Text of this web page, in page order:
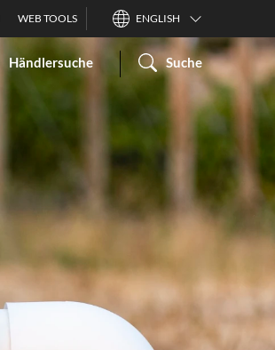
WEB TOOLS ENGLISH
Händlersuche Suche